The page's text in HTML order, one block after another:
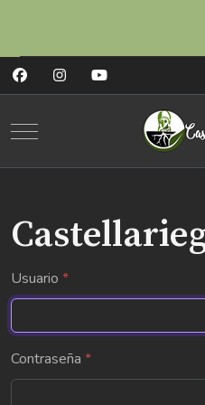
Mobile Menu Toggle
Usuario *
Contraseña *